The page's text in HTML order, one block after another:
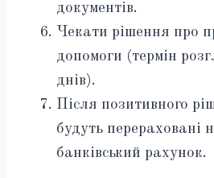
документів.
Чекати рішення про
допомоги (термін
днів).
Після позитивного
будуть перераховані
банківський рахунок.